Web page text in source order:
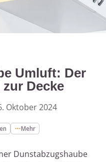
Umluft: Der
Decke
Oktober 2024
Mehr
Dunstabzugshaube